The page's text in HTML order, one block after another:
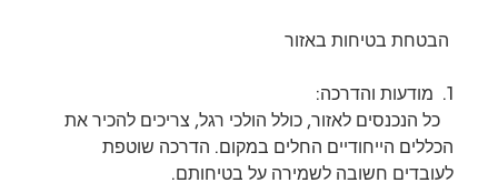
1.  מודעות והדרכה:
   כל הנכנסים לאזור, כולל הולכי רגל, צריכים להכיר את
הכללים הייחודיים החלים במקום. הדרכה שוטפת
לעובדים חשובה לשמירה על בטיחותם.